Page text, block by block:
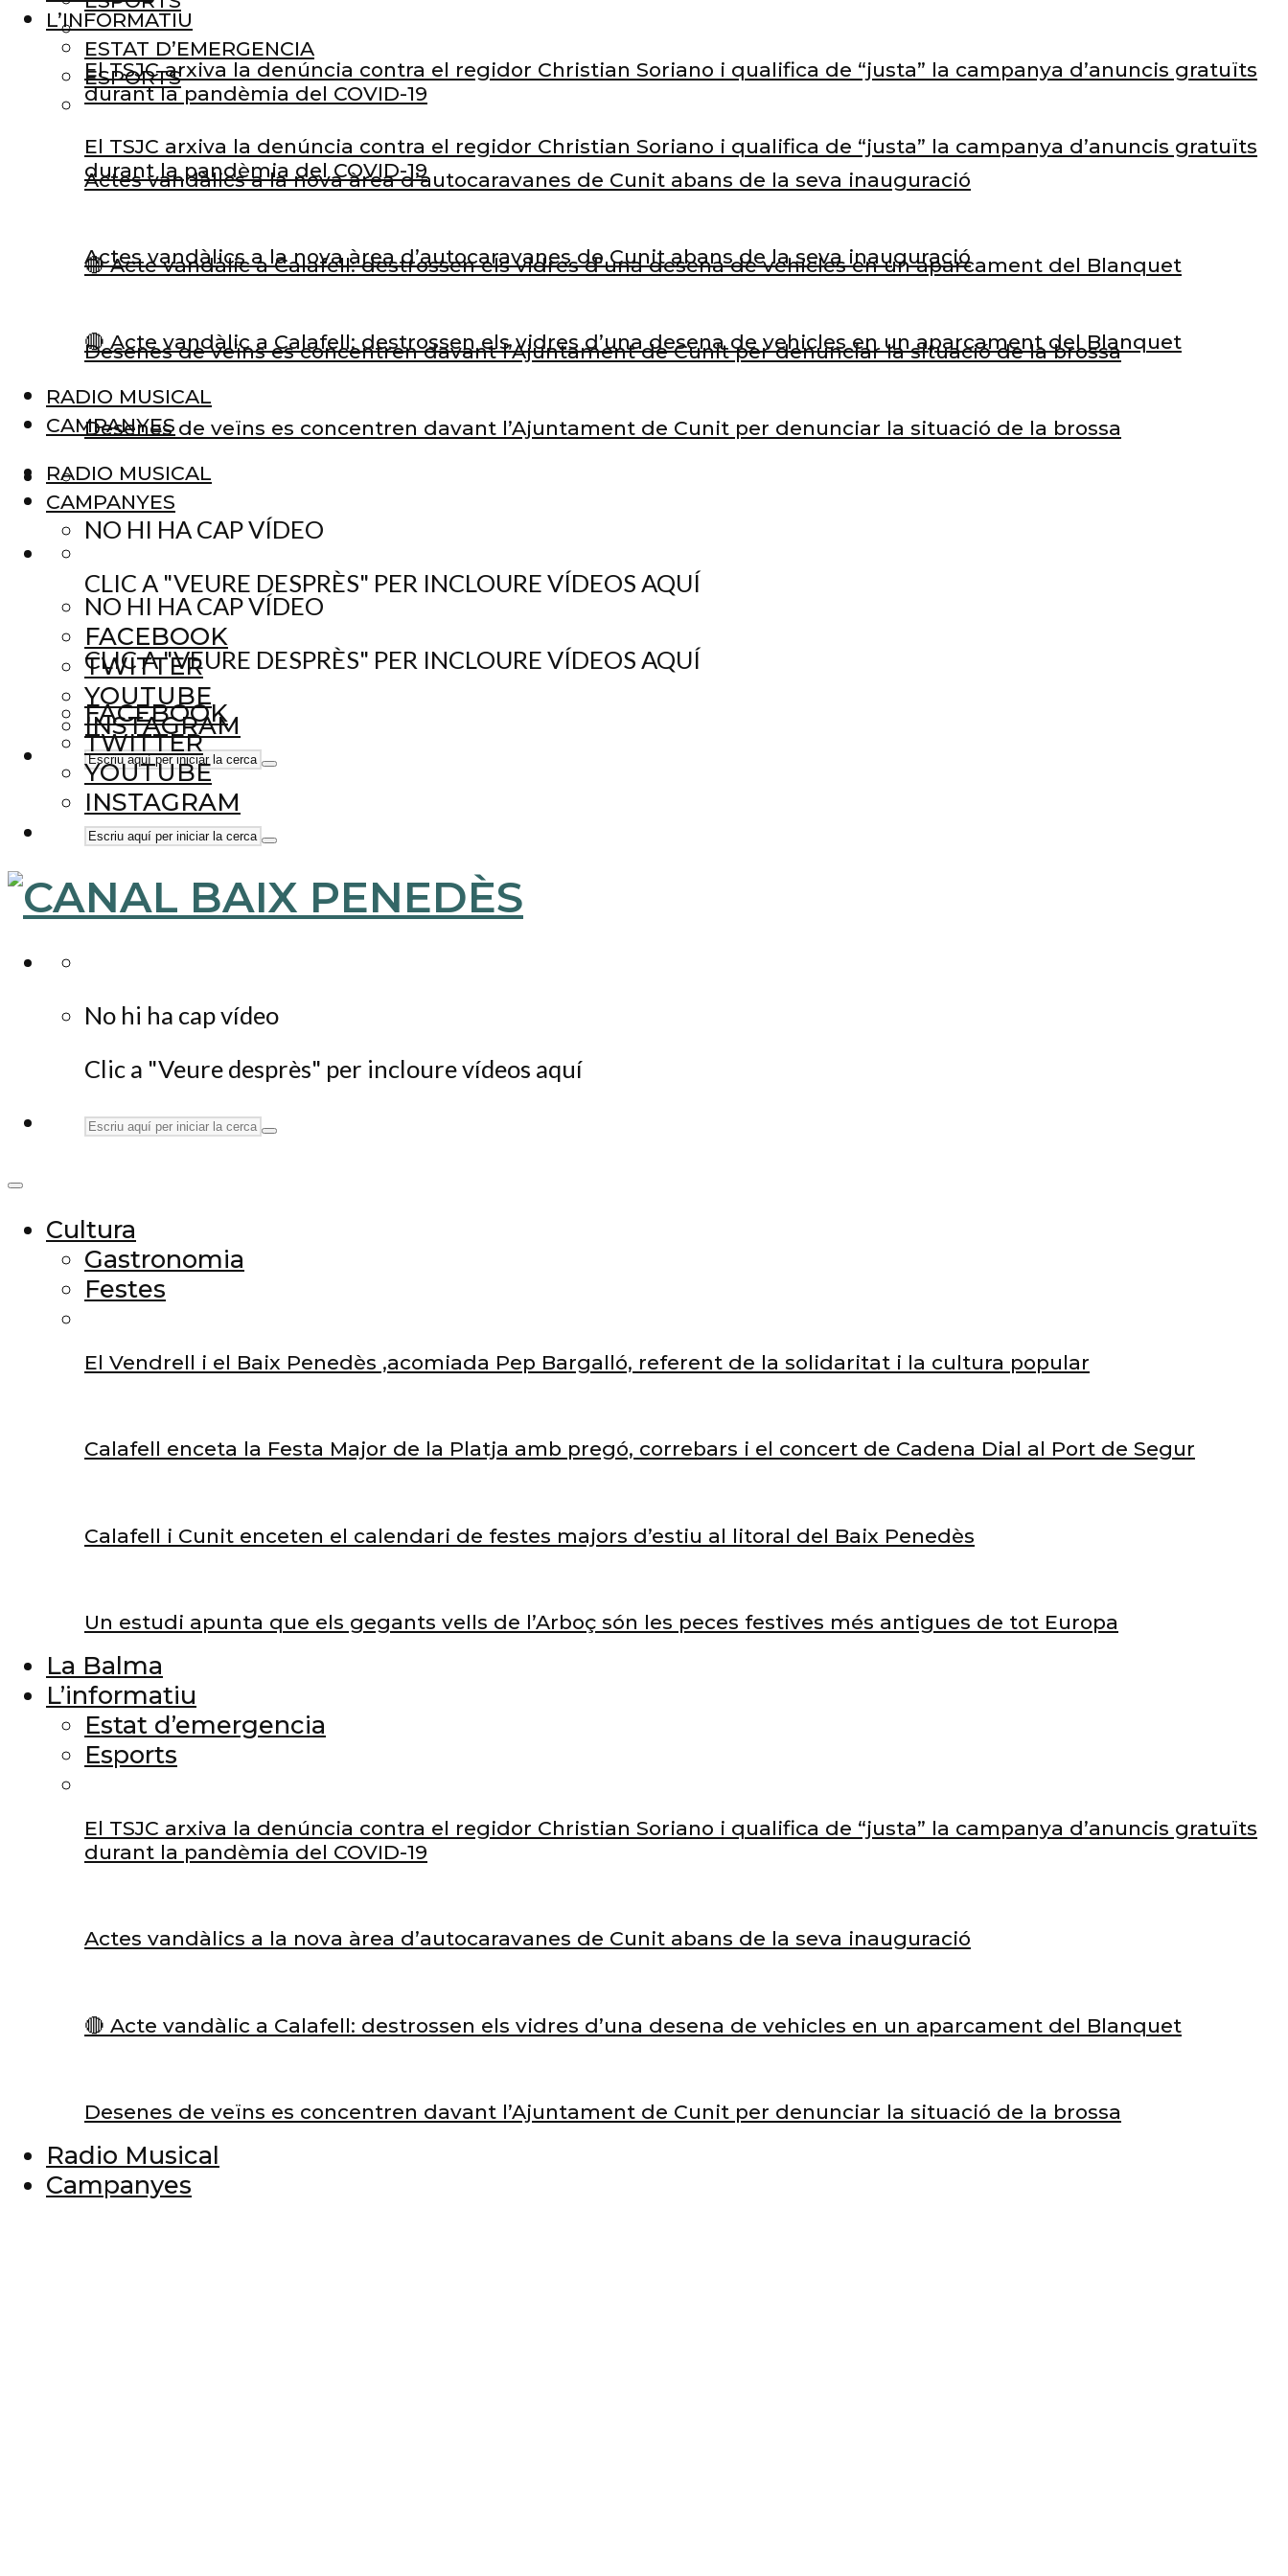
El TSJC arxiva la denúncia contra el regidor Christian Soriano i qualifica de “justa” la campanya d’anuncis gratuïts
durant la pandèmia del COVID-19
Actes vandàlics a la nova àrea d’autocaravanes de Cunit abans de la seva inauguració
🔴 Acte vandàlic a Calafell: destrossen els vidres d’una desena de vehicles en un aparcament del Blanquet
Desenes de veïns es concentren davant l’Ajuntament de Cunit per denunciar la situació de la brossa
RADIO MUSICAL
CAMPANYES
NO HI HA CAP VÍDEO
CLIC A "VEURE DESPRÈS" PER INCLOURE VÍDEOS AQUÍ
FACEBOOK
TWITTER
YOUTUBE
INSTAGRAM
L’INFORMATIU
ESTAT D’EMERGENCIA
ESPORTS
El TSJC arxiva la denúncia contra el regidor Christian Soriano i qualifica de “justa” la campanya d’anuncis gratuïts
durant la pandèmia del COVID-19
Actes vandàlics a la nova àrea d’autocaravanes de Cunit abans de la seva inauguració
🔴 Acte vandàlic a Calafell: destrossen els vidres d’una desena de vehicles en un aparcament del Blanquet
Desenes de veïns es concentren davant l’Ajuntament de Cunit per denunciar la situació de la brossa
RADIO MUSICAL
CAMPANYES
NO HI HA CAP VÍDEO
CLIC A "VEURE DESPRÈS" PER INCLOURE VÍDEOS AQUÍ
FACEBOOK
TWITTER
YOUTUBE
INSTAGRAM
No hi ha cap vídeo
Clic a "Veure desprès" per incloure vídeos aquí
Cultura
Gastronomia
Festes
El Vendrell i el Baix Penedès ,acomiada Pep Bargalló, referent de la solidaritat i la cultura popular
Calafell enceta la Festa Major de la Platja amb pregó, correbars i el concert de Cadena Dial al Port de Segur
Calafell i Cunit enceten el calendari de festes majors d’estiu al litoral del Baix Penedès
Un estudi apunta que els gegants vells de l’Arboç són les peces festives més antigues de tot Europa
La Balma
L’informatiu
Estat d’emergencia
Esports
El TSJC arxiva la denúncia contra el regidor Christian Soriano i qualifica de “justa” la campanya d’anuncis gratuïts
durant la pandèmia del COVID-19
Actes vandàlics a la nova àrea d’autocaravanes de Cunit abans de la seva inauguració
🔴 Acte vandàlic a Calafell: destrossen els vidres d’una desena de vehicles en un aparcament del Blanquet
Desenes de veïns es concentren davant l’Ajuntament de Cunit per denunciar la situació de la brossa
Radio Musical
Campanyes